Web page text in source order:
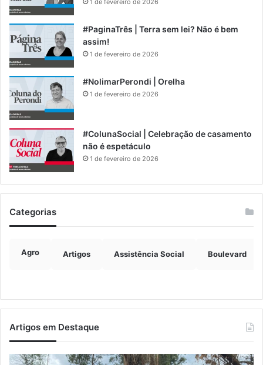
#PaginaTrês | Terra sem lei? Não é bem
assim!
1 de fevereiro de 2026
#NolimarPerondi | Orelha
1 de fevereiro de 2026
#ColunaSocial | Celebração de casamento
não é espetáculo
1 de fevereiro de 2026
Categorias
Agro Artigos Assistência Social Boulevard
Artigos em Destaque
Prefeitos